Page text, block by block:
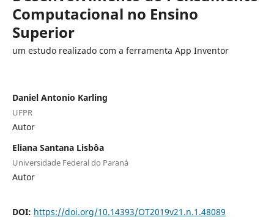
Computacional no Ensino
Superior
um estudo realizado com a ferramenta App Inventor
Daniel Antonio Karling
UFPR
Autor
Eliana Santana Lisbôa
Universidade Federal do Paraná
Autor
DOI: https://doi.org/10.14393/OT2019v21.n.1.48089